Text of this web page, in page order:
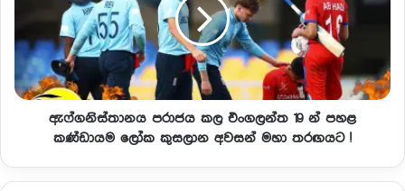
ඇෆ්ගනිස්තානය පරාජය කල එංගලන්ත 19 න් පහළ
කණ්ඩායම ලෝක කුසලාන අවසන් මහා තරඟයට !